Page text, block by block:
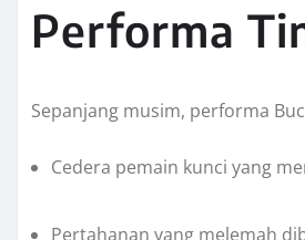
Performa
Sepanjang musim, performa
Cedera pemain kunci yang
Pertahanan yang melemah